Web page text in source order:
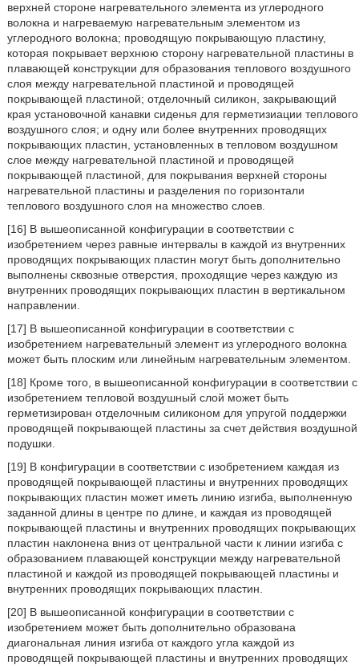
верхней стороне нагревательного элемента из углеродного
волокна и нагреваемую нагревательным элементом из
углеродного волокна; проводящую покрывающую пластину,
которая покрывает верхнюю сторону нагревательной пластины в
плавающей конструкции для образования теплового воздушного
слоя между нагревательной пластиной и проводящей
покрывающей пластиной; отделочный силикон, закрывающий
края установочной канавки сиденья для герметизиации теплового
воздушного слоя; и одну или более внутренних проводящих
покрывающих пластин, установленных в тепловом воздушном
слое между нагревательной пластиной и проводящей
покрывающей пластиной, для покрывания верхней стороны
нагревательной пластины и разделения по горизонтали
теплового воздушного слоя на множество слоев.
[16] В вышеописанной конфигурации в соответствии с
изобретением через равные интервалы в каждой из внутренних
проводящих покрывающих пластин могут быть дополнительно
выполнены сквозные отверстия, проходящие через каждую из
внутренних проводящих покрывающих пластин в вертикальном
направлении.
[17] В вышеописанной конфигурации в соответствии с
изобретением нагревательный элемент из углеродного волокна
может быть плоским или линейным нагревательным элементом.
[18] Кроме того, в вышеописанной конфигурации в соответствии с
изобретением тепловой воздушный слой может быть
герметизирован отделочным силиконом для упругой поддержки
проводящей покрывающей пластины за счет действия воздушной
подушки.
[19] В конфигурации в соответствии с изобретением каждая из
проводящей покрывающей пластины и внутренних проводящих
покрывающих пластин может иметь линию изгиба, выполненную
заданной длины в центре по длине, и каждая из проводящей
покрывающей пластины и внутренних проводящих покрывающих
пластин наклонена вниз от центральной части к линии изгиба с
образованием плавающей конструкции между нагревательной
пластиной и каждой из проводящей покрывающей пластины и
внутренних проводящих покрывающих пластин.
[20] В вышеописанной конфигурации в соответствии с
изобретением может быть дополнительно образована
диагональная линия изгиба от каждого угла каждой из
проводящей покрывающей пластины и внутренних проводящих